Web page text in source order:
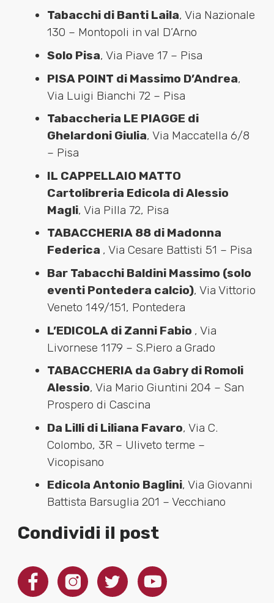
Tabacchi di Banti Laila, Via Nazionale
130 – Montopoli in val D’Arno
Solo Pisa, Via Piave 17 – Pisa
PISA POINT di Massimo D’Andrea,
Via Luigi Bianchi 72 – Pisa
Tabaccheria LE PIAGGE di
Ghelardoni Giulia, Via Maccatella 6/8
– Pisa
IL CAPPELLAIO MATTO
Cartolibreria Edicola di Alessio
Magli, Via Pilla 72, Pisa
TABACCHERIA 88 di Madonna
Federica , Via Cesare Battisti 51 – Pisa
Bar Tabacchi Baldini Massimo (solo
eventi Pontedera calcio), Via Vittorio
Veneto 149/151, Pontedera
L’EDICOLA di Zanni Fabio , Via
Livornese 1179 – S.Piero a Grado
TABACCHERIA da Gabry di Romoli
Alessio, Via Mario Giuntini 204 – San
Prospero di Cascina
Da Lilli di Liliana Favaro, Via C.
Colombo, 3R – Uliveto terme –
Vicopisano
Edicola Antonio Baglini, Via Giovanni
Battista Barsuglia 201 – Vecchiano
Condividi il post